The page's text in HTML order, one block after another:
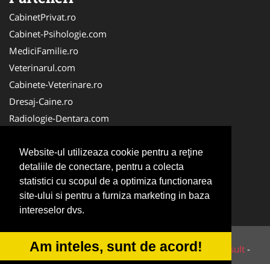
Website-ul utilizeaza cookie pentru a reţine
detaliile de conectare, pentru a colecta
statistici cu scopul de a optimiza functionarea
site-ului si pentru a furniza marketing in baza
intereselor dvs.
Am inteles, sunt de acord!
CabinetPrivat.ro
Cabinet-Psihologie.com
MediciFamilie.ro
Veterinarul.com
Cabinete-Veterinare.ro
Dresaj-Caine.ro
Radiologie-Dentara.com
Cabinet-Individual.ro
Medic-Bun.com
Oftalmologul.ro
Stomatologul.com
© 2014-2026 Powered byVilonMedia&Tokaido Consult -